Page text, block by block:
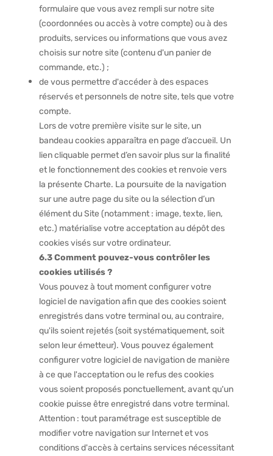
formulaire que vous avez rempli sur notre site
(coordonnées ou accès à votre compte) ou à des
produits, services ou informations que vous avez
choisis sur notre site (contenu d'un panier de
commande, etc.) ;
de vous permettre d'accéder à des espaces
réservés et personnels de notre site, tels que votre
compte.
Lors de votre première visite sur le site, un
bandeau cookies apparaîtra en page d’accueil. Un
lien cliquable permet d’en savoir plus sur la finalité
et le fonctionnement des cookies et renvoie vers
la présente Charte. La poursuite de la navigation
sur une autre page du site ou la sélection d’un
élément du Site (notamment : image, texte, lien,
etc.) matérialise votre acceptation au dépôt des
cookies visés sur votre ordinateur.
6.3 Comment pouvez-vous contrôler les
cookies utilisés ?
Vous pouvez à tout moment configurer votre
logiciel de navigation afin que des cookies soient
enregistrés dans votre terminal ou, au contraire,
qu'ils soient rejetés (soit systématiquement, soit
selon leur émetteur). Vous pouvez également
configurer votre logiciel de navigation de manière
à ce que l'acceptation ou le refus des cookies
vous soient proposés ponctuellement, avant qu'un
cookie puisse être enregistré dans votre terminal.
Attention : tout paramétrage est susceptible de
modifier votre navigation sur Internet et vos
conditions d'accès à certains services nécessitant